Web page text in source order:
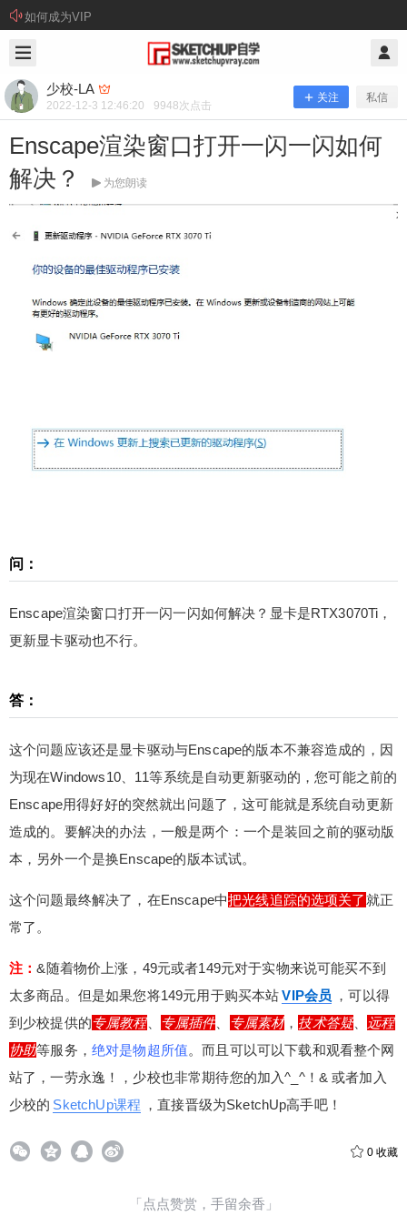
如何成为VIP
少校-LA
2022-12-3 12:46:20 9948次点击
关注 私信
Enscape渲染窗口打开一闪一闪如何
解决？
为您朗读
问：
Enscape渲染窗口打开一闪一闪如何解决？显卡是RTX3070Ti，
更新显卡驱动也不行。
答：
这个问题应该还是显卡驱动与Enscape的版本不兼容造成的，因
为现在Windows10、11等系统是自动更新驱动的，您可能之前的
Enscape用得好好的突然就出问题了，这可能就是系统自动更新
造成的。要解决的办法，一般是两个：一个是装回之前的驱动版
本，另外一个是换Enscape的版本试试。
这个问题最终解决了，在Enscape中把光线追踪的选项关了就正
常了。
注：&随着物价上涨，49元或者149元对于实物来说可能买不到
太多商品。但是如果您将149元用于购买本站VIP会员 ，可以得
到少校提供的专属教程、 专属插件 专属素材 ， 技术答疑
远程
协助等服务， 绝对是物超所值。而且可以可以下载和观看整个网
站了，一劳永逸！，少校也非常期待您的加入^_^！& 或者加入
少校的 SketchUp课程 ，直接晋级为SketchUp高手吧！
0 收藏
「点点赞赏，手留余香」
少校-LA @ SketchUp自学
Enscape渲染窗口打开一闪一闪如何解
决？
问题应该还是显卡驱动与Enscape的版本不兼容造
成的，因为现在Windows10、11等系统是自动更新
本，另外一个是换Enscape的版本试试。 这个问题
最终解决了，在Enscape中把光线追踪的选项关了
对于实物来说可能买不到太多商品。但是如果您将1
49元用于购买本站VIP会员，可以得到少校提供的
协助等服务，绝对是物超所值。而且可以可以下载
和观看整个网站了，一劳永逸！，少校也非常期待
直接晋级为SketchUp高手吧！ 0 收藏